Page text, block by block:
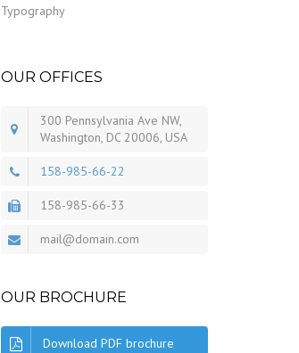
Typography
OUR OFFICES
300 Pennsylvania Ave NW,
Washington, DC 20006, USA
158-985-66-22
158-985-66-33
mail@domain.com
OUR BROCHURE
Download PDF brochure